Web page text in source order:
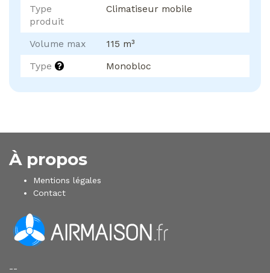
Type
produit
Climatiseur mobile
Volume max
115 m³
Type
Monobloc
À propos
Mentions légales
Contact
--